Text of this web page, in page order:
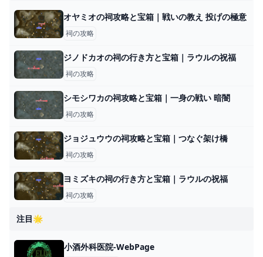
オヤミオの祠攻略と宝箱｜戦いの教え 投げの極意
祠の攻略
ジノドカオの祠の行き方と宝箱｜ラウルの祝福
祠の攻略
シモシワカの祠攻略と宝箱｜一身の戦い 暗闇
祠の攻略
ジョジュウウの祠攻略と宝箱｜つなぐ架け橋
祠の攻略
ヨミズキの祠の行き方と宝箱｜ラウルの祝福
祠の攻略
注目🌟
小酒外科医院-WebPage